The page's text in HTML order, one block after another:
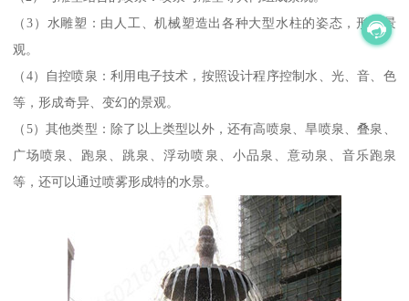
（3）水雕塑：由人工、机械塑造出各种大型水柱的姿态，形成景
观。
（4）自控喷泉：利用电子技术，按照设计程序控制水、光、音、色
等，形成奇异、变幻的景观。
（5）其他类型：除了以上类型以外，还有高喷泉、旱喷泉、叠泉、
广场喷泉、跑泉、跳泉、浮动喷泉、小品泉、意动泉、音乐跑泉
等，还可以通过喷雾形成特的水景。